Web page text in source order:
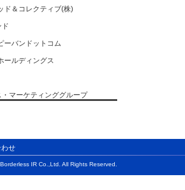
ド＆コレクティブ(株)
ド
ーバンドットコム
ールディングス
マーケティンググループ
ックス(株)
せ
IR Co.,Ltd. All Rights Reserved.